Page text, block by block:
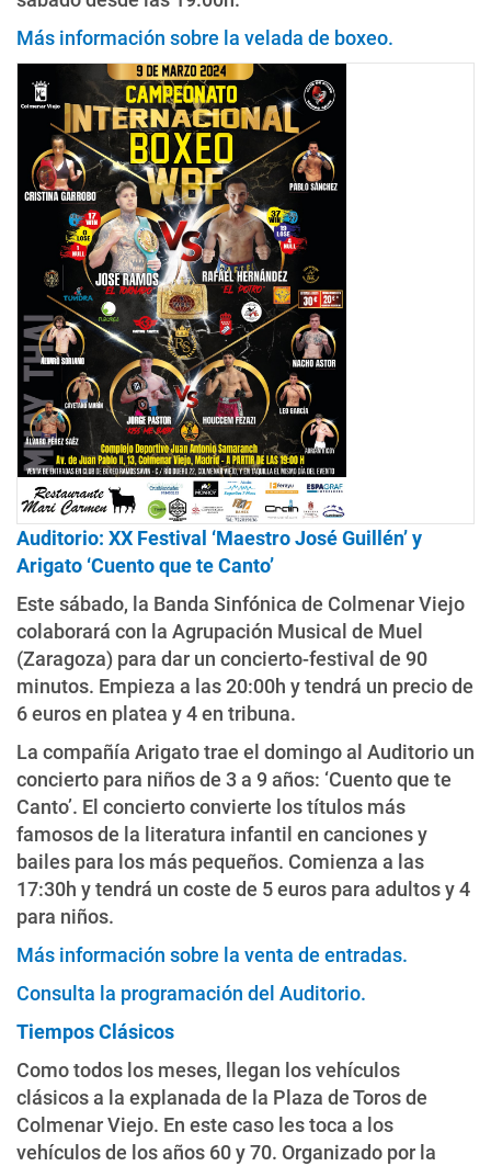
Más información sobre la velada de boxeo.
Auditorio: XX Festival ‘Maestro José Guillén’ y
Arigato ‘Cuento que te Canto’
Este sábado, la Banda Sinfónica de Colmenar Viejo
colaborará con la Agrupación Musical de Muel
(Zaragoza) para dar un concierto-festival de 90
minutos. Empieza a las 20:00h y tendrá un precio de
6 euros en platea y 4 en tribuna.
La compañía Arigato trae el domingo al Auditorio un
concierto para niños de 3 a 9 años: ‘Cuento que te
Canto’. El concierto convierte los títulos más
famosos de la literatura infantil en canciones y
bailes para los más pequeños. Comienza a las
17:30h y tendrá un coste de 5 euros para adultos y 4
para niños.
Más información sobre la venta de entradas.
Consulta la programación del Auditorio.
Tiempos Clásicos
Como todos los meses, llegan los vehículos
clásicos a la explanada de la Plaza de Toros de
Colmenar Viejo. En este caso les toca a los
vehículos de los años 60 y 70. Organizado por la